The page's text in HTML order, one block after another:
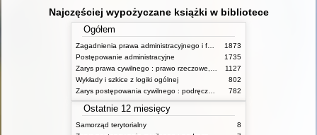
Najczęściej wypożyczane książki w bibliotece
Ogółem
1873
Postępowanie administracyjne
1735
1127
Wykłady i szkice z logiki ogólnej
802
782
Ostatnie 12 miesięcy
Samorząd terytorialny
8